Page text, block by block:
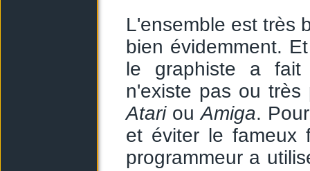
L'ensemble est très
bien évidemment.
le graphiste a fait
n'existe pas ou très
AtariouAmiga.
et éviter le fameux
programmeur a